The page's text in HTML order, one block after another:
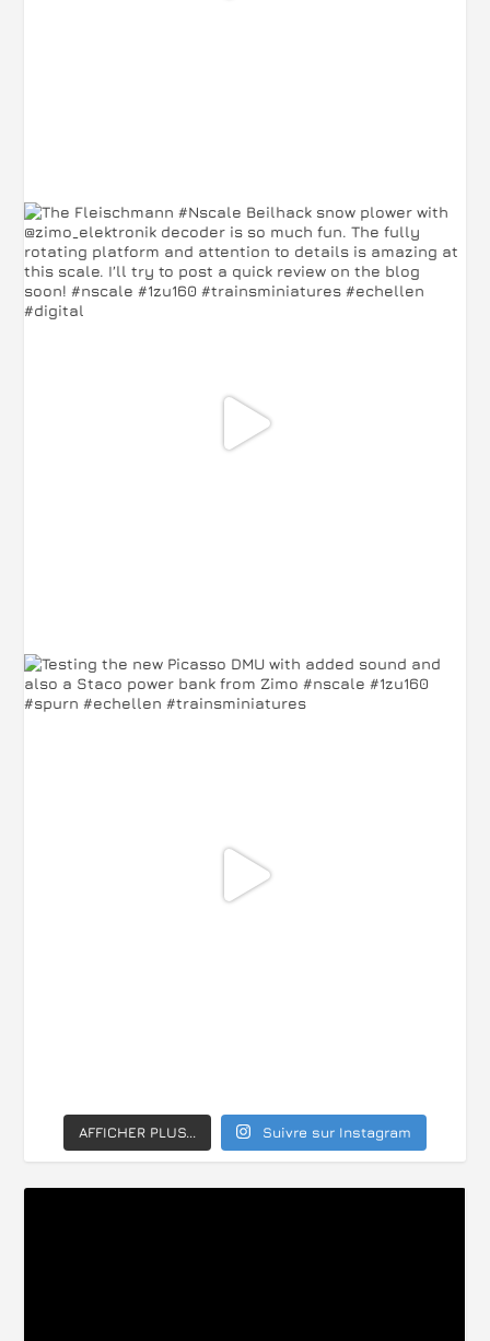
AFFICHER PLUS... Suivre sur Instagram